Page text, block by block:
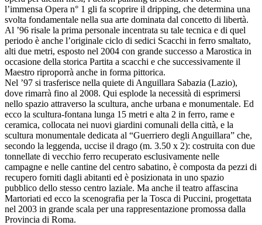
l’immensa Opera n° 1 gli fa scoprire il dripping, che determina una
svolta fondamentale nella sua arte dominata dal concetto di libertà.
Al ’96 risale la prima personale incentrata su tale tecnica e di quel
periodo è anche l’originale ciclo di sedici Scacchi in ferro smaltato,
alti due metri, esposto nel 2004 con grande successo a Marostica in
occasione della storica Partita a scacchi e che successivamente il
Maestro riproporrà anche in forma pittorica.
Nel ’97 si trasferisce nella quiete di Anguillara Sabazia (Lazio),
dove rimarrà fino al 2008. Qui esplode la necessità di esprimersi
nello spazio attraverso la scultura, anche urbana e monumentale. Ed
ecco la scultura-fontana lunga 15 metri e alta 2 in ferro, rame e
ceramica, collocata nei nuovi giardini comunali della città, e la
scultura monumentale dedicata al “Guerriero degli Anguillara” che,
secondo la leggenda, uccise il drago (m. 3.50 x 2): costruita con due
tonnellate di vecchio ferro recuperato esclusivamente nelle
campagne e nelle cantine del centro sabatino, è composta da pezzi di
recupero forniti dagli abitanti ed è posizionata in uno spazio
pubblico dello stesso centro laziale. Ma anche il teatro affascina
Martoriati ed ecco la scenografia per la Tosca di Puccini, progettata
nel 2003 in grande scala per una rappresentazione promossa dalla
Provincia di Roma.